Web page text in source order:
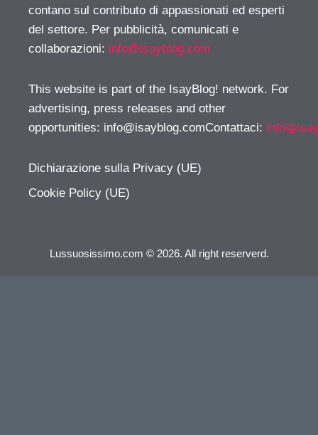
contano sul contributo di appassionati ed esperti
del settore. Per pubblicità, comunicati e
collaborazioni: info@isayblog.com
This website is part of the IsayBlog! network. For
advertising, press releases and other
opportunities: info@isayblog.comContattaci:
Dichiarazione sulla Privacy (UE)
Cookie Policy (UE)
Lussuosissimo.com © 2026. All right reserverd.